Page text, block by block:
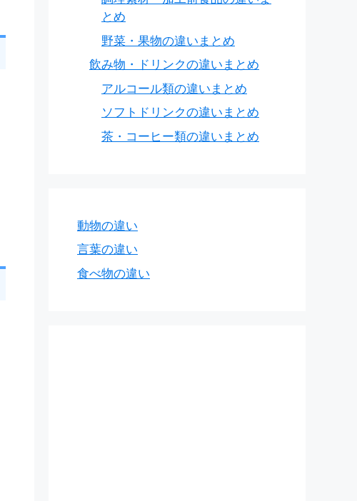
とめ
野菜・果物の違いまとめ
飲み物・ドリンクの違いまとめ
アルコール類の違いまとめ
ソフトドリンクの違いまとめ
茶・コーヒー類の違いまとめ
動物の違い
言葉の違い
食べ物の違い